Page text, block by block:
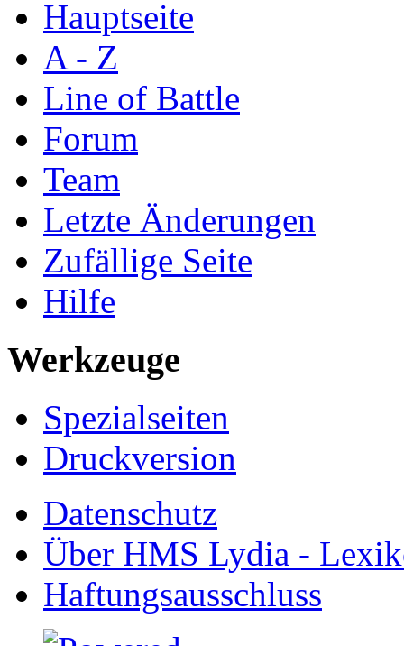
Hauptseite
A - Z
Line of Battle
Forum
Team
Letzte Änderungen
Zufällige Seite
Hilfe
Werkzeuge
Spezialseiten
Druckversion
Datenschutz
Über HMS Lydia -
Haftungsausschluss